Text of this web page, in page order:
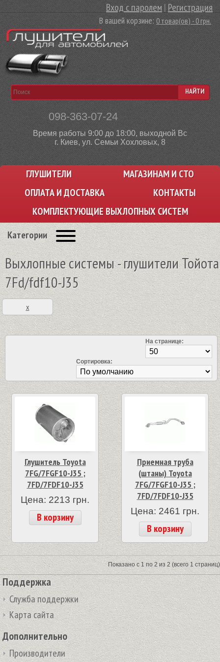
Вход с паролем |Регистрация
В вашей корзине:0 товар(ов) - 0 грн.
098-363-07-24
Время работы 9:00 до 18:00, выходной Вс
г. Киев, ул. Семьи Хохловых, 8
НАЙТИ
ГЛУШИТЕЛИ
МАГАЗИНАМ И СТО
ОПЛАТА И ДОСТАВКА
КОНТАКТЫ
КОМПЛЕКТУЮЩИЕ ВЫХЛОПНЫХ СИСТЕМ
Категории
Выхлопные системы - глушители Тойота
7Fd/fdf10-J35
x
На странице:
Сортировка:
Глушитель Toyota
7FG/7FGF10-J35 ;
7FD/7FDF10-J35
Цена: 2213 грн.
В корзину
Приемная труба
(штаны) Toyota
7FG/7FGF10-J35 ;
7FD/7FDF10-J35
Цена: 2461 грн.
В корзину
Показано с 1 по 2 из 2 (всего 1 страниц)
Поддержка
Служба поддержки
Карта сайта
Дополнительно
Производители